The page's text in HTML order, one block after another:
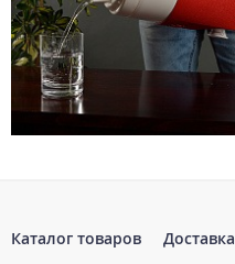
Каталог товаров